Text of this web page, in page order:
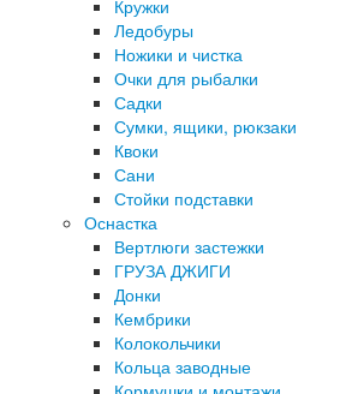
Кружки
Ледобуры
Ножики и чистка
Очки для рыбалки
Садки
Сумки, ящики, рюкзаки
Квоки
Сани
Стойки подставки
Оснастка
Вертлюги застежки
ГРУЗА ДЖИГИ
Донки
Кембрики
Колокольчики
Кольца заводные